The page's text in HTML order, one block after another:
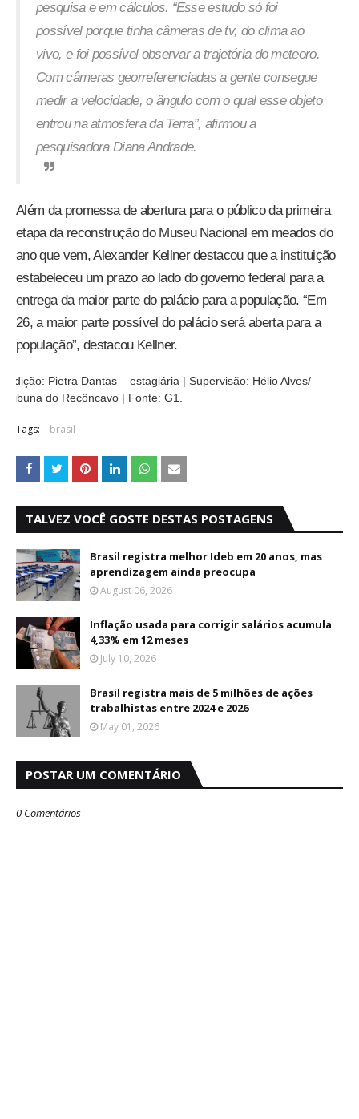
pesquisa e em cálculos. “Esse estudo só foi
possível porque tinha câmeras de tv, do clima ao
vivo, e foi possível observar a trajetória do meteoro.
Com câmeras georreferenciadas a gente consegue
medir a velocidade, o ângulo com o qual esse objeto
entrou na atmosfera da Terra”, afirmou a
pesquisadora Diana Andrade.
Além da promessa de abertura para o público da primeira
etapa da reconstrução do Museu Nacional em meados do
ano que vem, Alexander Kellner destacou que a instituição
estabeleceu um prazo ao lado do governo federal para a
entrega da maior parte do palácio para a população. “Em
26, a maior parte possível do palácio será aberta para a
população”, destacou Kellner.
Edição: Pietra Dantas – estagiária | Supervisão: Hélio Alves/
Tribuna do Recôncavo | Fonte: G1.
Tags: brasil
TALVEZ VOCÊ GOSTE DESTAS POSTAGENS
Brasil registra melhor Ideb em 20 anos, mas
aprendizagem ainda preocupa
August 06, 2026
Inflação usada para corrigir salários acumula
4,33% em 12 meses
July 10, 2026
Brasil registra mais de 5 milhões de ações
trabalhistas entre 2024 e 2026
May 01, 2026
POSTAR UM COMENTÁRIO
0 Comentários